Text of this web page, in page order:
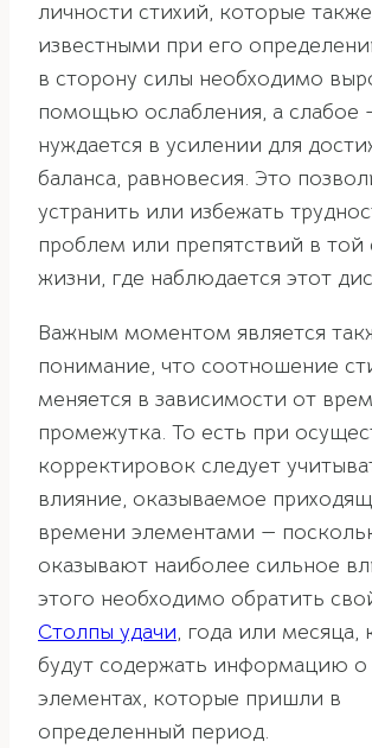
личности стихий, которые
известными при его
в сторону силы необходимо
помощью ослабления, а слабое
нуждается в усилении для
баланса, равновесия. Это
устранить или избежать
проблем или препятствий в той
жизни, где наблюдается этот
Важным моментом является
понимание, что соотношение
меняется в зависимости от
промежутка. То есть при
корректировок следует
влияние, оказываемое
времени элементами —
оказывают наиболее сильное
этого необходимо обратить
Столпы удачи, года или месяца,
будут содержать информацию о
элементах, которые пришли в
определенный период.